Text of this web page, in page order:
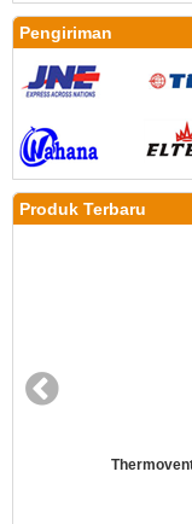
Pengiriman
Produk Terbaru